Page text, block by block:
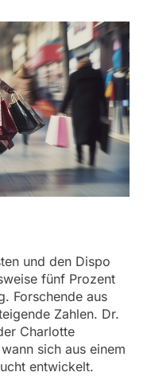
und den Dispo
fünf Prozent
Forschende aus
Zahlen. Dr.
Charlotte
sich aus einem
entwickelt.